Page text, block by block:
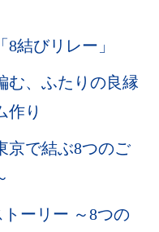
結びリレー」
む、ふたりの良縁
作り
京で結ぶ8つのご
ーリー ～8つの